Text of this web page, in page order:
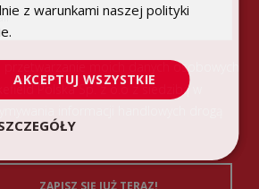
przetwarzanie moich danych osobowych
Polska Sp. z o.o z siedzibą w
informacji handlowych drogą
z warunkami naszej polityki
AKCEPTUJ WSZYSTKIE